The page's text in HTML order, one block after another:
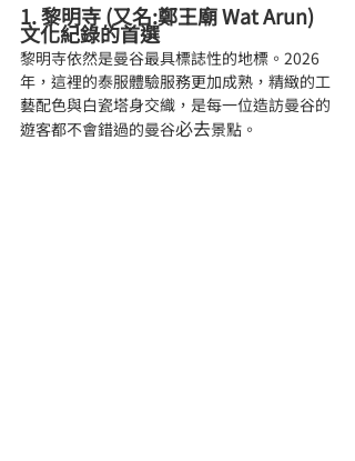
1. 黎明寺 (又名:鄭王廟 Wat Arun)
文化紀錄的首選
黎明寺依然是曼谷最具標誌性的地標。2026
年，這裡的泰服體驗服務更加成熟，精緻的工
藝配色與白瓷塔身交織，是每一位造訪曼谷的
遊客都不會錯過的曼谷必去景點。